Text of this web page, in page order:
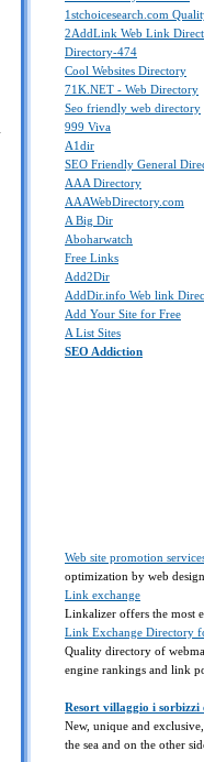
1stchoicesearch.com
2AddLink Web Link
Directory-474
Cool Websites Directory
71K.NET - Web Directory
Seo friendly web directory
999 Viva
A1dir
SEO Friendly General
AAA Directory
AAAWebDirectory.com
A Big Dir
Aboharwatch
Free Links
Add2Dir
AddDir.info Web link
Add Your Site for Free
A List Sites
SEO Addiction
Web site promotion
optimization by web
Link exchange
Linkalizer offers the most
Link Exchange Directory
Quality directory of
engine rankings and link
Resort villaggio i sorbizzi
New, unique and
the sea and on the other